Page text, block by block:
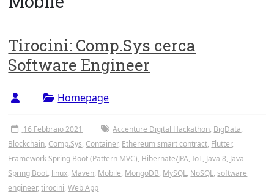
di
Roma
Tor
Vergata
Tirocini: Comp.Sys cerca
Software Engineer
Homepage
16 Febbraio 2021 Accenture Digital Hackathon, BigData,
Blockchain, Comp.Sys, Container, Ethereum smart contract, Flutter,
Framework Spring Boot (Pattern MVC), Hibernate/JPA,IoT, Java 8, Java
Spring Boot, linux, Maven, Mobile, MongoDB, MySQL, NoSQL,software
engineer,tirocini,Web App